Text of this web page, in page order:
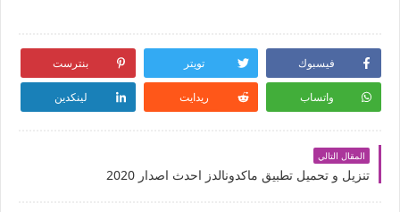
فيسبوك تويتر بنترست
واتساب ريدايت لينكدين
المقال التالي
تنزيل و تحميل تطبيق ماكدونالدز احدث اصدار 2020